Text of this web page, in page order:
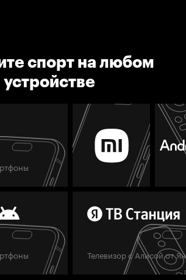
спорт на любом
устройстве
Телевизор с Алисой от